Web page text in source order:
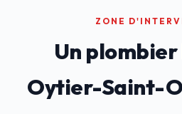
ZONE
Un plombier
Oytier-Saint-